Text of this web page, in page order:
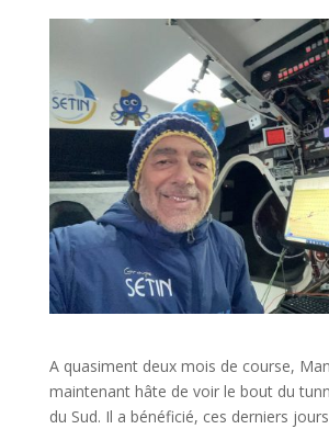
A quasiment deux mois de course,
maintenant hâte de voir le bout du
du Sud. Il a bénéficié, ces derniers